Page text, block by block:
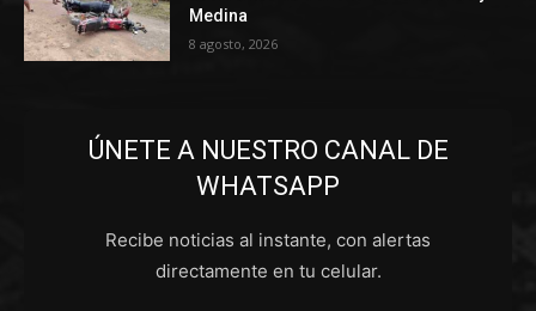
Medina
8 agosto, 2026
ÚNETE A NUESTRO CANAL DE
WHATSAPP
Recibe noticias al instante, con alertas
directamente en tu celular.